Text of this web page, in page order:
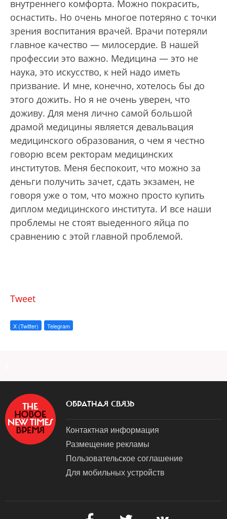
внутреннего комфорта. Можно покрасить,
оснастить. Но очень многое потеряно с точки
зрения воспитания врачей. Врачи потеряли
главное качество — милосердие. В нашей
профессии это важно. Медицина — это не
наука, это искусство, к ней надо иметь
призвание. И мне, конечно, хотелось бы до
этого дожить. Но я не очень уверен, что
доживу. Для меня лично самой большой
драмой медицины является девальвация
медицинского образования, о чем я честно
говорю всем ректорам медицинских
институтов. Меня беспокоит, что можно за
деньги получить зачет, сдать экзамен, не
говоря уже о том, что можно просто купить
диплом медицинского института. И все наши
проблемы не стоят выеденного яйца по
сравнению с этой главной проблемой.
Tweet
X (Twitter) Telegram
ОБРАТНАЯ СВЯЗЬ
Контактная информация
Размещение рекламы
Пользовательское соглашение
Для мобильных устройств